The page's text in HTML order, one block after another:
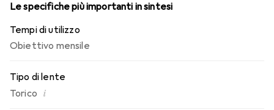
Le specifiche più importanti in sintesi
Tempi di utilizzo
Obiettivo mensile
Tipo di lente
Torico i